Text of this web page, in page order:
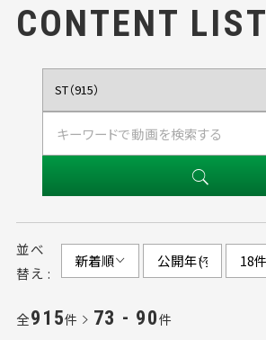
CONTENT LIST
並べ
替え :
全915件 73 - 90件